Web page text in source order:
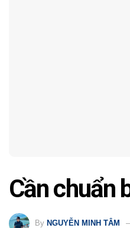
Cần chuẩn
By NGUYỄN MINH TÂM